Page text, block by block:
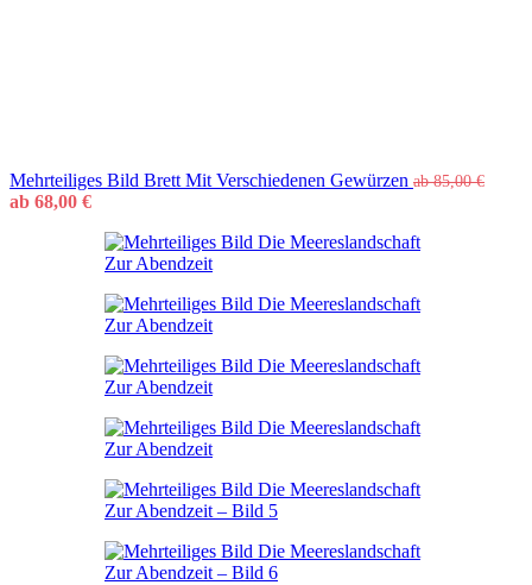
Mehrteiliges Bild Brett Mit Verschiedenen Gewürzen ab85,00€
ab 68,00 €